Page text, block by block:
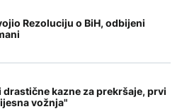
Rezoluciju o BiH, odbijeni
kazne za prekršaje, prvi
vožnja"